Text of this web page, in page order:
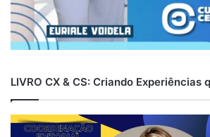
LIVRO CX & CS: Criando Experiências